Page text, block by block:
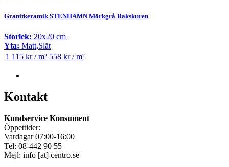
Granitkeramik STENHAMN Mörkgrå Rakskuren
Storlek: 20x20 cm
Yta: Matt,Slät
1 115 kr / m² 558 kr / m²
Kontakt
Kundservice Konsument
Öppettider:
Vardagar 07:00-16:00
Tel: 08-442 90 55
Mejl: info [at] centro.se